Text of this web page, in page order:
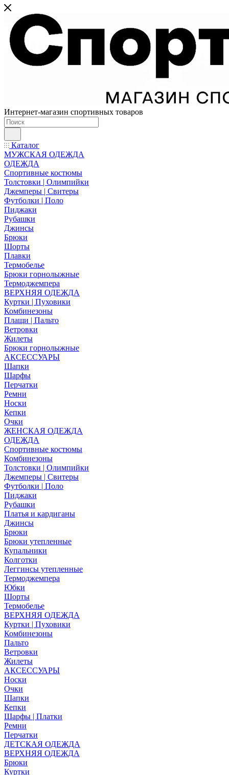
Интернет-магазин спортивных товаров
Каталог
МУЖСКАЯ ОДЕЖДА
ОДЕЖДА
Спортивные костюмы
Толстовки | Олимпийки
Джемперы | Свитеры
Футболки | Поло
Пиджаки
Рубашки
Джинсы
Брюки
Шорты
Плавки
Термобелье
Брюки горнолыжные
Термоджемпера
ВЕРХНЯЯ ОДЕЖДА
Куртки | Пуховики
Комбинезоны
Плащи | Пальто
Ветровки
Жилеты
Брюки горнолыжные
АКСЕССУАРЫ
Шапки
Шарфы
Перчатки
Ремни
Носки
Кепки
Очки
ЖЕНСКАЯ ОДЕЖДА
ОДЕЖДА
Спортивные костюмы
Комбинезоны
Толстовки | Олимпийки
Джемперы | Свитеры
Футболки | Поло
Пиджаки
Рубашки
Платья и кардиганы
Джинсы
Брюки
Брюки утепленные
Купальники
Колготки
Леггинсы утепленные
Термоджемпера
Юбки
Шорты
Термобелье
ВЕРХНЯЯ ОДЕЖДА
Куртки | Пуховики
Комбинезоны
Пальто
Ветровки
Жилеты
АКСЕССУАРЫ
Носки
Очки
Шапки
Кепки
Шарфы | Платки
Ремни
Перчатки
ДЕТСКАЯ ОДЕЖДА
ВЕРХНЯЯ ОДЕЖДА
Брюки
Куртки